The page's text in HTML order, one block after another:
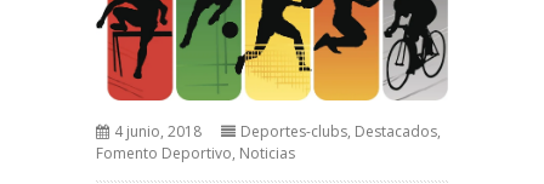
4 junio, 2018 Deportes-clubs, Destacados,
Fomento Deportivo, Noticias